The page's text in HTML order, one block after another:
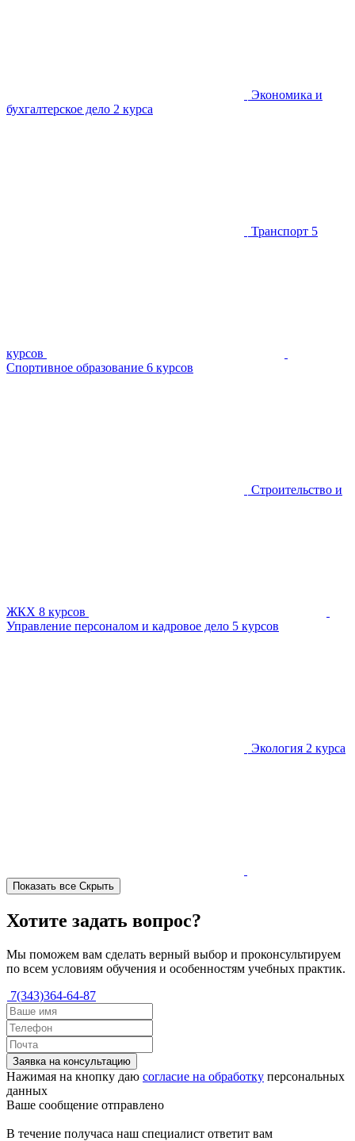
Экономика и
бухгалтерское дело 2 курса
Транспорт 5
курсов
Спортивное образование 6 курсов
Строительство и
ЖКХ 8 курсов
Управление персоналом и кадровое дело 5 курсов
Экология 2 курса
Показать все Скрыть
Хотите задать вопрос?
Мы поможем вам сделать верный выбор и проконсультируем
по всем условиям обучения и особенностям учебных практик.
7(343)364-64-87
Заявка на консультацию
Нажимая на кнопку даю согласие на обработку персональных
данных
Ваше сообщение отправлено
В течение получаса наш специалист ответит вам